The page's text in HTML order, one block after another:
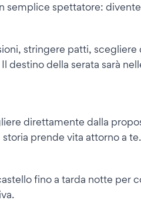
semplice spettatore:
stringere patti, scegliere
destino della serata sarà
direttamente dalla
prende vita attorno a te.
fino a tarda notte per